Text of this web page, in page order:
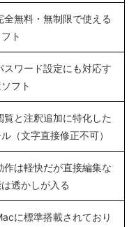
全無料・無制限で使える
ト
スワード設定にも対応す
フト
覧と注釈追加に特化した
（文字直接修正不可）
作は軽快だが直接編集な
透かしが入る
に標準搭載されており